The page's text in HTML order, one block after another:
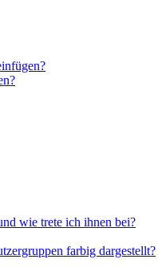
wie trete ich ihnen bei?
farbig dargestellt?